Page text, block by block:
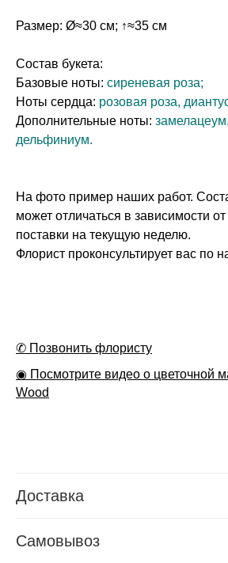
Размер: Ø≈30 см; ↑≈35 см
Состав букета:
Базовые ноты: сиреневая роза;
Ноты сердца: розовая роза,
Дополнительные ноты:
дельфиниум.
На фото пример наших работ.
может отличаться в зависимости
поставки на текущую неделю.
Флорист проконсультирует вас по
✆ Позвонить флористу
◉ Посмотрите видео о цветочной
Wood
Доставка
Самовывоз